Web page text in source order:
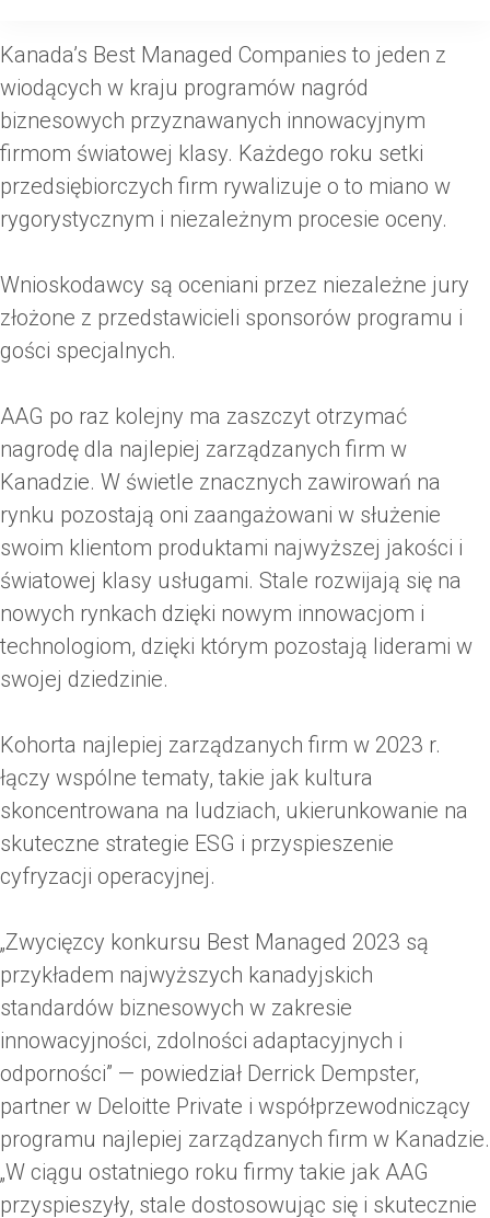
Kanada’s Best Managed Companies to jeden z
wiodących w kraju programów nagród
biznesowych przyznawanych innowacyjnym
firmom światowej klasy. Każdego roku setki
przedsiębiorczych firm rywalizuje o to miano w
rygorystycznym i niezależnym procesie oceny.
Wnioskodawcy są oceniani przez niezależne jury
złożone z przedstawicieli sponsorów programu i
gości specjalnych.
AAG po raz kolejny ma zaszczyt otrzymać
nagrodę dla najlepiej zarządzanych firm w
Kanadzie. W świetle znacznych zawirowań na
rynku pozostają oni zaangażowani w służenie
swoim klientom produktami najwyższej jakości i
światowej klasy usługami. Stale rozwijają się na
nowych rynkach dzięki nowym innowacjom i
technologiom, dzięki którym pozostają liderami w
swojej dziedzinie.
Kohorta najlepiej zarządzanych firm w 2023 r.
łączy wspólne tematy, takie jak kultura
skoncentrowana na ludziach, ukierunkowanie na
skuteczne strategie ESG i przyspieszenie
cyfryzacji operacyjnej.
„Zwycięzcy konkursu Best Managed 2023 są
przykładem najwyższych kanadyjskich
standardów biznesowych w zakresie
innowacyjności, zdolności adaptacyjnych i
odporności” — powiedział Derrick Dempster,
partner w Deloitte Private i współprzewodniczący
programu najlepiej zarządzanych firm w Kanadzie.
„W ciągu ostatniego roku firmy takie jak AAG
przyspieszyły, stale dostosowując się i skutecznie